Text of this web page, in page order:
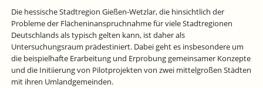
Die hessische Stadtregion Gießen-Wetzlar, die hinsichtlich der
Probleme der Flächeninanspruchnahme für viele Stadtregionen
Deutschlands als typisch gelten kann, ist daher als
Untersuchungsraum prädestiniert. Dabei geht es insbesondere um
die beispielhafte Erarbeitung und Erprobung gemeinsamer Konzepte
und die Initiierung von Pilotprojekten von zwei mittelgroßen Städten
mit ihren Umlandgemeinden.